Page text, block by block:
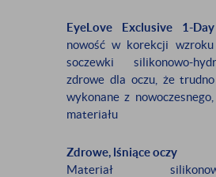
EyeLove Exclusive 1-Day
nowość w korekcji
soczewki silikonowo-
zdrowe dla oczu, że
wykonane z
materiału
Zdrowe, lśniące oczy
Materiał silikonowo-